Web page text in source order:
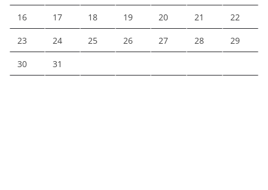
16 17 18 19 20 21 22
23 24 25 26 27 28 29
30 31